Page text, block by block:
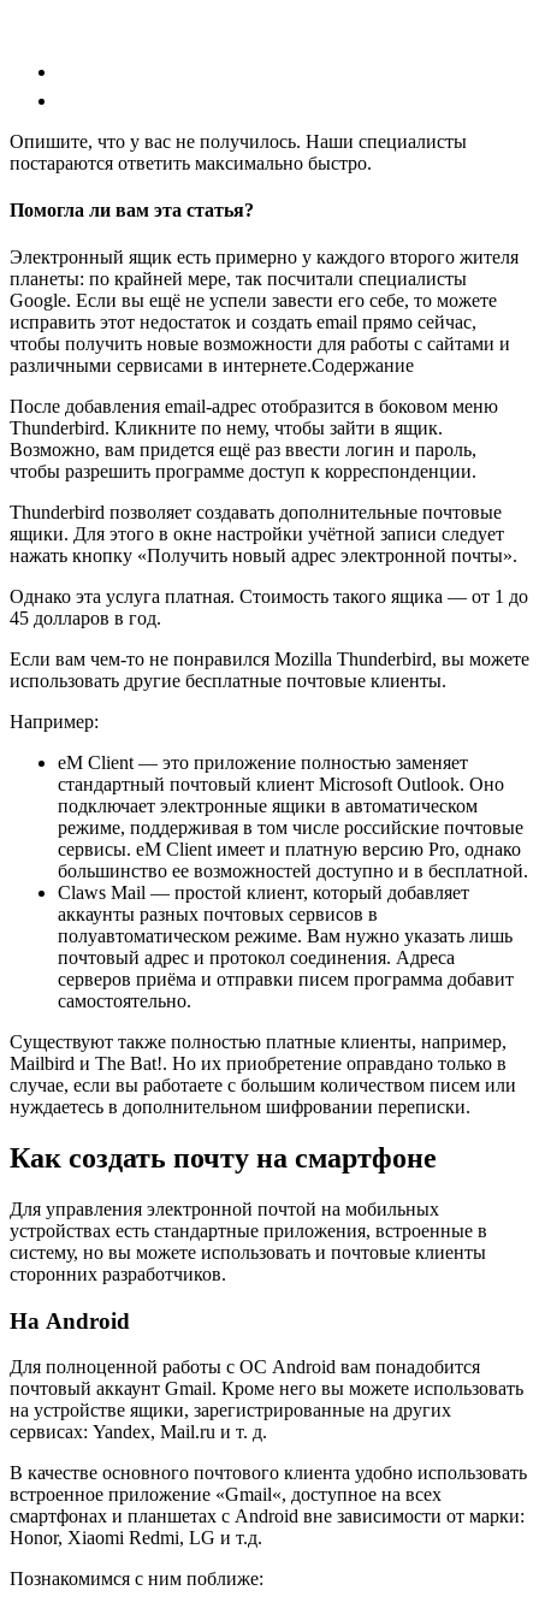
Опишите, что у вас не получилось. Наши специалисты
постараются ответить максимально быстро.
Помогла ли вам эта статья?
Электронный ящик есть примерно у каждого второго жителя
планеты: по крайней мере, так посчитали специалисты
Google. Если вы ещё не успели завести его себе, то можете
исправить этот недостаток и создать email прямо сейчас,
чтобы получить новые возможности для работы с сайтами и
различными сервисами в интернете.Содержание
После добавления email-адрес отобразится в боковом меню
Thunderbird. Кликните по нему, чтобы зайти в ящик.
Возможно, вам придется ещё раз ввести логин и пароль,
чтобы разрешить программе доступ к корреспонденции.
Thunderbird позволяет создавать дополнительные почтовые
ящики. Для этого в окне настройки учётной записи следует
нажать кнопку «Получить новый адрес электронной почты».
Однако эта услуга платная. Стоимость такого ящика — от 1 до
45 долларов в год.
Если вам чем-то не понравился Mozilla Thunderbird, вы можете
использовать другие бесплатные почтовые клиенты.
Например:
eM Client — это приложение полностью заменяет
стандартный почтовый клиент Microsoft Outlook. Оно
подключает электронные ящики в автоматическом
режиме, поддерживая в том числе российские почтовые
сервисы. eM Client имеет и платную версию Pro, однако
большинство ее возможностей доступно и в бесплатной.
Claws Mail — простой клиент, который добавляет
аккаунты разных почтовых сервисов в
полуавтоматическом режиме. Вам нужно указать лишь
почтовый адрес и протокол соединения. Адреса
серверов приёма и отправки писем программа добавит
самостоятельно.
Существуют также полностью платные клиенты, например,
Mailbird и The Bat!. Но их приобретение оправдано только в
случае, если вы работаете с большим количеством писем или
нуждаетесь в дополнительном шифровании переписки.
Как создать почту на смартфоне
Для управления электронной почтой на мобильных
устройствах есть стандартные приложения, встроенные в
систему, но вы можете использовать и почтовые клиенты
сторонних разработчиков.
На Android
Для полноценной работы с ОС Android вам понадобится
почтовый аккаунт Gmail. Кроме него вы можете использовать
на устройстве ящики, зарегистрированные на других
сервисах: Yandex, Mail.ru и т. д.
В качестве основного почтового клиента удобно использовать
встроенное приложение «Gmail«, доступное на всех
смартфонах и планшетах с Android вне зависимости от марки:
Honor, Xiaomi Redmi, LG и т.д.
Познакомимся с ним поближе: